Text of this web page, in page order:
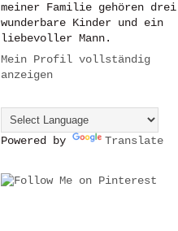
meiner Familie gehören drei
wunderbare Kinder und ein
liebevoller Mann.
Mein Profil vollständig
anzeigen
Powered by Translate